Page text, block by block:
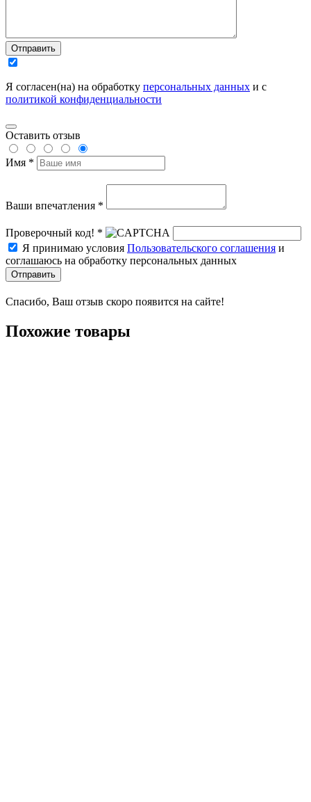
Отправить
Я согласен(на) на обработку персональных данных и с
политикой конфиденциальности
Оставить отзыв
Имя *
Ваши впечатления *
Проверочный код! *
Я принимаю условия Пользовательского соглашения и
соглашаюсь на обработку персональных данных
Отправить
Спасибо, Ваш отзыв скоро появится на сайте!
Похожие товары